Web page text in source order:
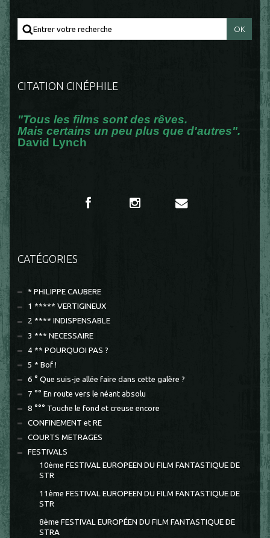
CITATION CINÉPHILE
"Tous les films sont des rêves.
Mais certains un peu plus que d'autres".
David Lynch
CATÉGORIES
* PHILIPPE CAUBERE
1 ***** VERTIGINEUX
2 **** INDISPENSABLE
3 *** NECESSAIRE
4 ** POURQUOI PAS ?
5 * Bof !
6 ° Que suis-je allée faire dans cette galère ?
7 °° En route vers le néant absolu
8 °°° Touche le fond et creuse encore
CONFINEMENT et RE
COURTS METRAGES
FESTIVALS
10ème FESTIVAL EUROPEEN DU FILM FANTASTIQUE DE
STR
11ème FESTIVAL EUROPEEN DU FILM FANTASTIQUE DE
STR
8ème FESTIVAL EUROPÉEN DU FILM FANTASTIQUE DE
STRA